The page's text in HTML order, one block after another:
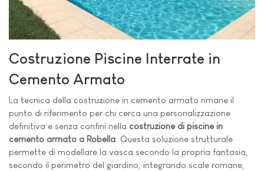
Costruzione Piscine Interrate in
Cemento Armato
La tecnica della costruzione in cemento armato rimane il
punto di riferimento per chi cerca una personalizzazione
definitiva e senza confini nella costruzione di piscine in
cemento armato a Robella. Questa soluzione strutturale
permette di modellare la vasca secondo la propria fantasia,
secondo il perimetro del giardino, integrando scale romane,